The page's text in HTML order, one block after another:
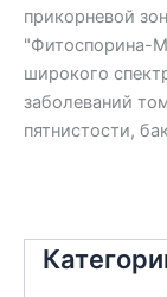
прикорневой
"Фитоспорина-
широкого
заболеваний
пятнистости,